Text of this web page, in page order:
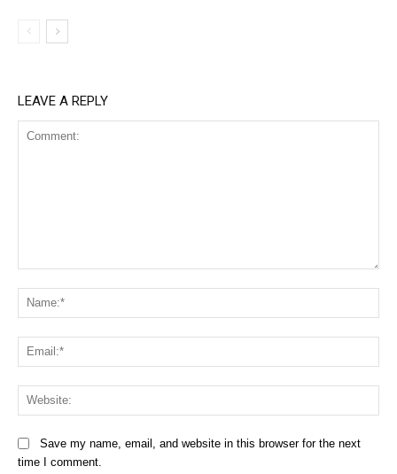
LEAVE A REPLY
Save my name, email, and website in this browser for the next
time I comment.